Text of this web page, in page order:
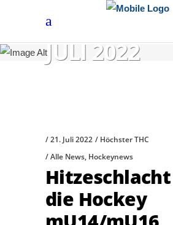
JULI 2022
21. Juli 2022
Höchster THC
Alle News, Hockeynews
die Hockey